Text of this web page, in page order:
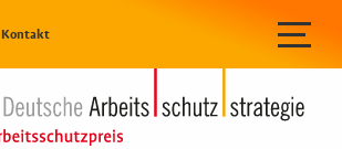
Kontakt